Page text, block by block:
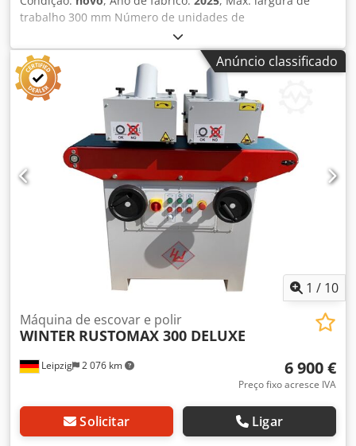
trabalho 300 mm Número de unidades de
escovação/polimento: 2 peças. Velocidade de avanço 10
m/min. Máx. diâmetro das ferramentas de
escovação/polimento 190 mm Potência do motor por
unidade de escovação/polimento 4,65 kW Máquina de
escovar RUSTOMAX OPTIMAT 400 - Largura de trabalho
300 mm - máx. altura do material 300 mm Dodpfev Ucilsx
Ai Tjck - Comprimento de trabalho 1100 mm - Diâmetro da
escova 190 mm - Velocidade da escova 1500 rpm -
Diâmetro do fuso 40 mm - Quantidade de pincéis: 2 peças.
(metal + náilon) - máx. velocidade da correia de
alimentação + ajuste contínuo de 0 - 10 m/min. - Altura de
trabalho 940 mm + 50 mm - Diâmetro do bico de extração
2 x 120 mm - Potência total 4,65 kW - Voltagem 400V / 50Hz
- Dimensões totais C=1240 mm, L=950 mm, A=1650 mm -
Anúncio classificado
1 / 10
Leipzig 2 076 km
Máquina de escovar e polir
WINTER RUSTOMAX 300 DELUXE
6 900 €
Preço fixo acresce IVA
Solicitar Ligar